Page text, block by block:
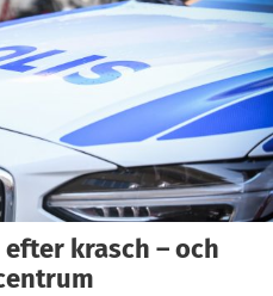
krasch – och